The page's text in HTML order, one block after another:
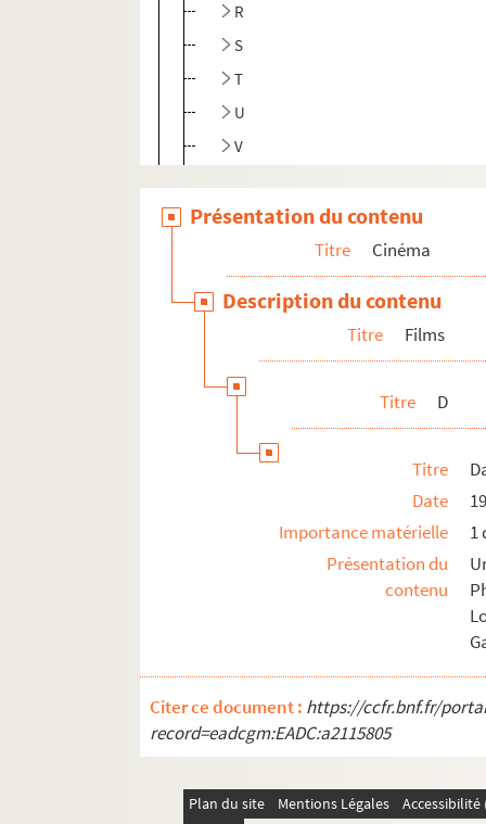
R
S
T
U
V
Théâtre
Présentation du contenu
Titre Cinéma
Description du contenu
Titre Films
Titre D
Titre
Date
Importance matérielle
1
Présentation du
contenu
Citer ce document : https://ccfr.bnf.fr/
record=eadcgm:EADC:a2115805
Plan du site Mentions Légales